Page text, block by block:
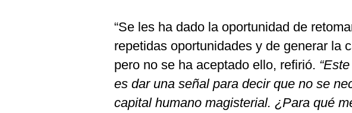
“Se les ha dado la oportunidad de
repetidas oportunidades y de generar la
pero no se ha aceptado ello, refirió.
es dar una señal para decir que no se
capital humano magisterial. ¿Para qué